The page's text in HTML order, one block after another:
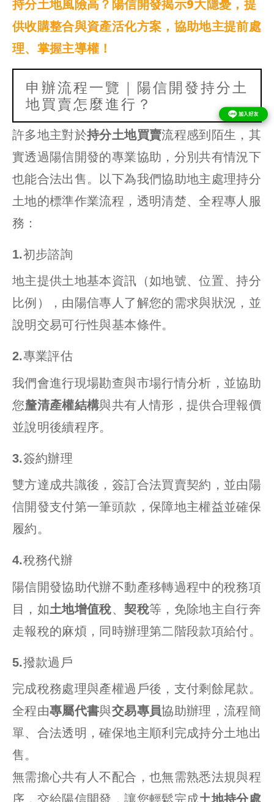
持分土地風險高？陽信開發揭示9大隱憂，提
供收購整合與資產活化方案，協助地主提前處
理、掌握主導權！
申辦流程一覽｜陽信開發持分土
地買賣怎麼進行？
許多地主對於持分土地買賣流程感到陌生，其
實透過陽信開發的專業協助，分別共有情況下
也能合法出售。以下為我們協助地主處理持分
土地的標準作業流程，透明清楚、全程專人服
務：
1.初步諮詢
地主提供土地基本資訊（如地號、位置、持分
比例），由陽信專人了解您的需求與狀況，並
說明交易可行性與基本條件。
2.專業評估
我們會進行現場勘查與市場行情分析，並協助
您釐清產權結構與共有人情形，提供合理報價
並說明後續程序。
3.簽約辦理
雙方達成共識後，簽訂合法買賣契約，並由陽
信開發支付第一筆頭款，保障地主權益並確保
履約。
4.稅務代辦
陽信開發協助代辦不動產移轉過程中的稅務項
目，如土地增值稅、契稅等，免除地主自行奔
走報稅的麻煩，同時辦理第二階段款項給付。
5.撥款過戶
完成稅務處理與產權過戶後，支付剩餘尾款。
全程由專屬代書與交易專員協助辦理，流程簡
單、合法透明，確保地主順利完成持分土地出
售。
無需擔心共有人不配合，也無需熟悉法規與程